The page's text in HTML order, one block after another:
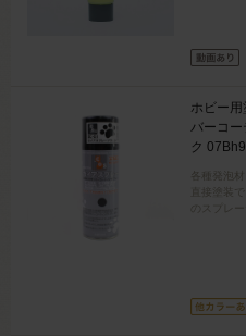
ホビー
バーコー
ク
各種発泡
直接塗装
のスプレ